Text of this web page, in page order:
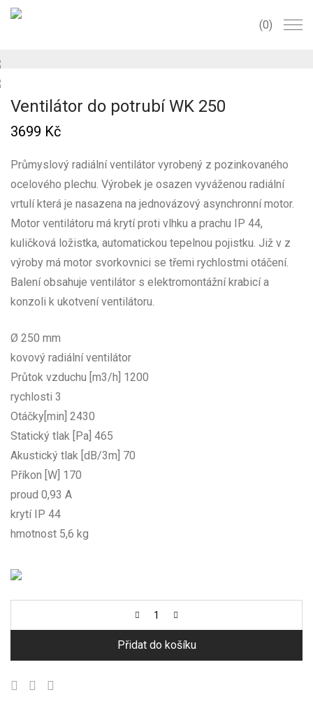
0
Ventilátor do potrubí WK 250
3699 Kč
Průmyslový radiální ventilátor vyrobený z pozinkovaného
ocelového plechu. Výrobek je osazen vyváženou radiální
vrtulí která je nasazena na jednovázový asynchronní motor.
Motor ventilátoru má krytí proti vlhku a prachu IP 44,
kuličková ložistka, automatickou tepelnou pojistku. Již v z
výroby má motor svorkovnici se třemi rychlostmi otáčení.
Balení obsahuje ventilátor s elektromontážní krabicí a
konzoli k ukotvení ventilátoru.
Ø 250 mm
kovový radiální ventilátor
Průtok vzduchu [m3/h] 1200
rychlosti 3
Otáčky[min] 2430
Statický tlak [Pa] 465
Akustický tlak [dB/3m] 70
Příkon [W] 170
proud 0,93 A
krytí IP 44
hmotnost 5,6 kg
Přidat do košíku